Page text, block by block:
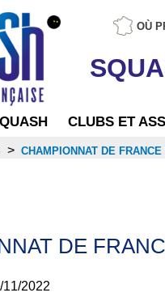
OÙ
CLUBS ET
> CHAMPIONNAT DE
DE
11/2022